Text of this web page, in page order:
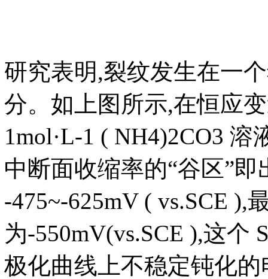
研究表明,裂纹发生在一
分。如上图所示,在恒应
1mol·L-1 ( NH4)2CO3
中断面收缩率的“谷区”
-475~-625mV ( vs.SCE
为-550mV(vs.SCE ),这个
极化曲线上不稳定钝化